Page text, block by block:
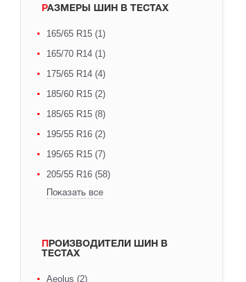
РАЗМЕРЫ ШИН В ТЕСТАХ
165/65 R15 (1)
165/70 R14 (1)
175/65 R14 (4)
185/60 R15 (2)
185/65 R15 (8)
195/55 R16 (2)
195/65 R15 (7)
205/55 R16 (58)
Показать все
ПРОИЗВОДИТЕЛИ ШИН В
ТЕСТАХ
Aeolus (2)